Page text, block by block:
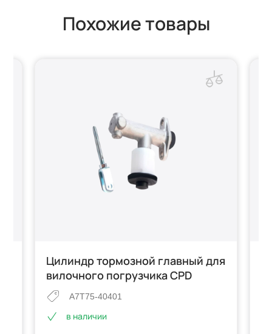
Похожие товары
Цилиндр тормозной главный для
вилочного погрузчика CPD
A7T75-40401
в наличии